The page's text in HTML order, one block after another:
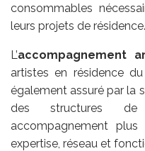
consommables
leurs projets de résidence.
L’accompagnement
artistes en résidence
également assuré par la
des structures de
accompagnement
expertise, réseau et